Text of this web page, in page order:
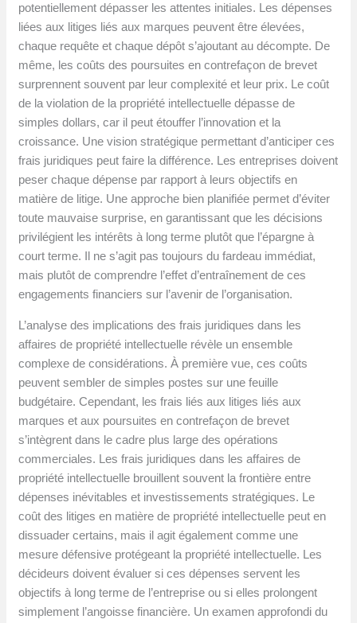
potentiellement dépasser les attentes initiales. Les dépenses
liées aux litiges liés aux marques peuvent être élevées,
chaque requête et chaque dépôt s’ajoutant au décompte. De
même, les coûts des poursuites en contrefaçon de brevet
surprennent souvent par leur complexité et leur prix. Le coût
de la violation de la propriété intellectuelle dépasse de
simples dollars, car il peut étouffer l’innovation et la
croissance. Une vision stratégique permettant d’anticiper ces
frais juridiques peut faire la différence. Les entreprises doivent
peser chaque dépense par rapport à leurs objectifs en
matière de litige. Une approche bien planifiée permet d’éviter
toute mauvaise surprise, en garantissant que les décisions
privilégient les intérêts à long terme plutôt que l’épargne à
court terme. Il ne s’agit pas toujours du fardeau immédiat,
mais plutôt de comprendre l’effet d’entraînement de ces
engagements financiers sur l’avenir de l’organisation.
L’analyse des implications des frais juridiques dans les
affaires de propriété intellectuelle révèle un ensemble
complexe de considérations. À première vue, ces coûts
peuvent sembler de simples postes sur une feuille
budgétaire. Cependant, les frais liés aux litiges liés aux
marques et aux poursuites en contrefaçon de brevet
s’intègrent dans le cadre plus large des opérations
commerciales. Les frais juridiques dans les affaires de
propriété intellectuelle brouillent souvent la frontière entre
dépenses inévitables et investissements stratégiques. Le
coût des litiges en matière de propriété intellectuelle peut en
dissuader certains, mais il agit également comme une
mesure défensive protégeant la propriété intellectuelle. Les
décideurs doivent évaluer si ces dépenses servent les
objectifs à long terme de l’entreprise ou si elles prolongent
simplement l’angoisse financière. Un examen approfondi du